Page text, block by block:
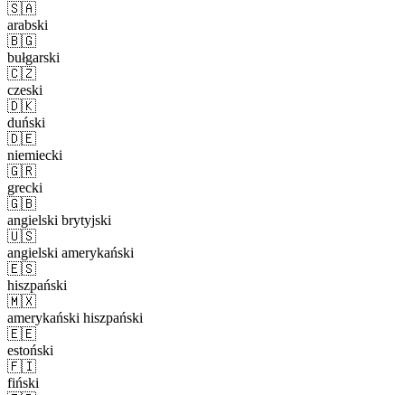
🇸🇦
arabski
🇧🇬
bułgarski
🇨🇿
czeski
🇩🇰
duński
🇩🇪
niemiecki
🇬🇷
grecki
🇬🇧
angielski brytyjski
🇺🇸
angielski amerykański
🇪🇸
hiszpański
🇲🇽
amerykański hiszpański
🇪🇪
estoński
🇫🇮
fiński